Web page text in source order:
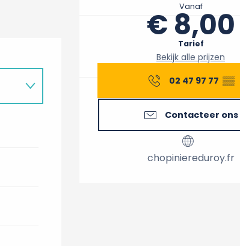
Vanaf
€ 8,00
Tarief
Bekijk alle prijzen
02 47 97 77 ▒▒
Contacteer ons
chopiniereduroy.fr